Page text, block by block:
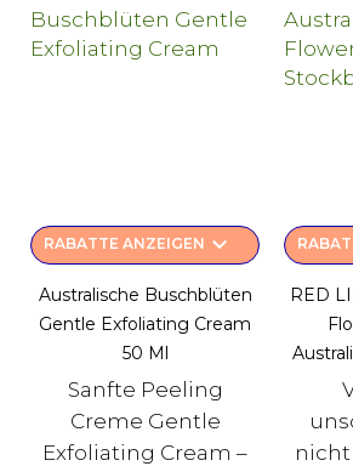
RABATTE ANZEIGEN keyboard_arrow_down
Australische Buschblüten
Gentle Exfoliating Cream
50 Ml
Sanfte Peeling
Creme Gentle
Exfoliating Cream –
RED